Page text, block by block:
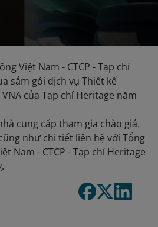
Việt Nam - CTCP - Tạp chí
sắm gói dịch vụ Thiết kế
của Tạp chí Heritage năm
cung cấp tham gia chào giá.
như chi tiết liên hệ với Tổng
Nam - CTCP - Tạp chí Heritage
.